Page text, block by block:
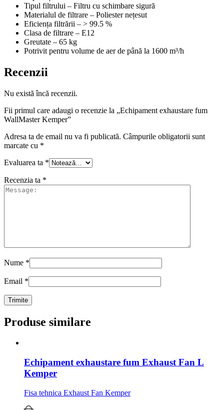
Tipul filtrului – Filtru cu schimbare sigură
Materialul de filtrare – Poliester nețesut
Eficiența filtrării – > 99.5 %
Clasa de filtrare – E12
Greutate – 65 kg
Potrivit pentru volume de aer de până la 1600 m³/h
Recenzii
Nu există încă recenzii.
Fii primul care adaugi o recenzie la „Echipament exhaustare fum
WallMaster Kemper”
Adresa ta de email nu va fi publicată. Câmpurile obligatorii sunt
marcate cu *
Evaluarea ta *
Recenzia ta *
Nume *
Email *
Produse similare
Echipament exhaustare fum Exhaust Fan L
Kemper
Fisa tehnica Exhaust Fan Kemper